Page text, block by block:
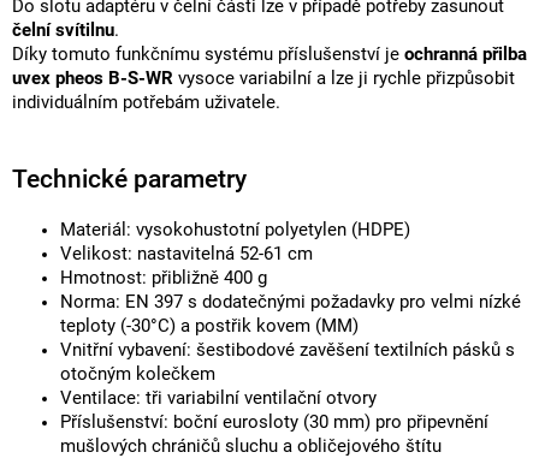
Do slotu adaptéru v čelní části lze v případě potřeby zasunout
čelní svítilnu.
Díky tomuto funkčnímu systému příslušenství je ochranná přilba
uvex pheos B-S-WR vysoce variabilní a lze ji rychle přizpůsobit
individuálním potřebám uživatele.
Technické parametry
Materiál: vysokohustotní polyetylen (HDPE)
Velikost: nastavitelná 52-61 cm
Hmotnost: přibližně 400 g
Norma: EN 397 s dodatečnými požadavky pro velmi nízké
teploty (-30°C) a postřik kovem (MM)
Vnitřní vybavení: šestibodové zavěšení textilních pásků s
otočným kolečkem
Ventilace: tři variabilní ventilační otvory
Příslušenství: boční eurosloty (30 mm) pro připevnění
mušlových chráničů sluchu a obličejového štítu